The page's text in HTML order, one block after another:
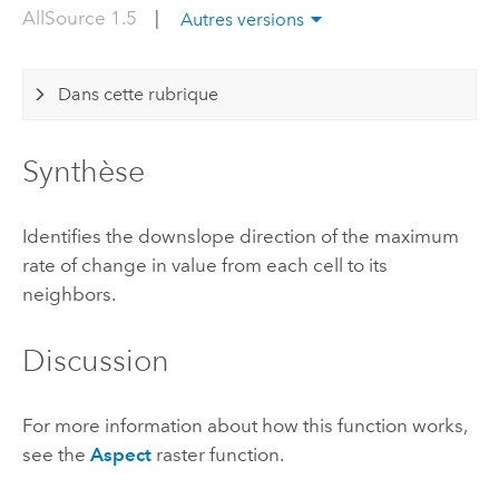
AllSource 1.5 Autres versions
Dans cette rubrique
Synthèse
Identifies the downslope direction of the maximum
rate of change in value from each cell to its
neighbors.
Discussion
For more information about how this function works,
see the Aspectraster function.